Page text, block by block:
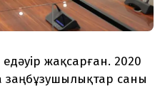
жақсарған. 2020
саны